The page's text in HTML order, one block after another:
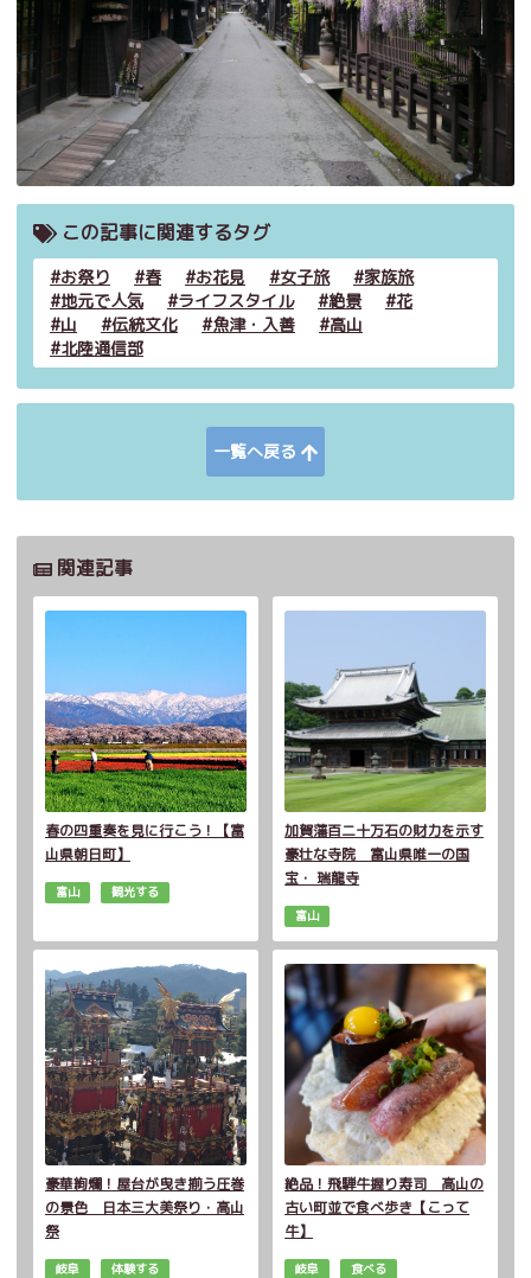
この記事に関連するタグ
お祭り 春 お花見 女子旅
家族旅
地元で人気
ライフスタイル 絶景
花
山
伝統文化 魚津・入善
高山
北陸通信部
一覧へ戻る
関連記事
春の四重奏を見に行こう！【富
山県朝日町】
富山 観光する
加賀藩百二十万石の財力を示す
豪壮な寺院 富山県唯一の国
宝・ 瑞龍寺
富山
豪華絢爛！屋台が曳き揃う圧巻
の景色 日本三大美祭り・高山
祭
岐阜 体験する
絶品！飛騨牛握り寿司 高山の
古い町並で食べ歩き【こって
牛】
岐阜 食べる